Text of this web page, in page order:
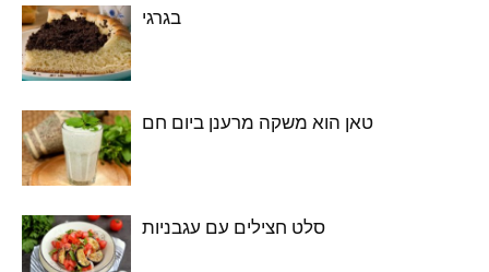
בגרגי
טאן הוא משקה מרענן ביום חם
סלט חצילים עם עגבניות